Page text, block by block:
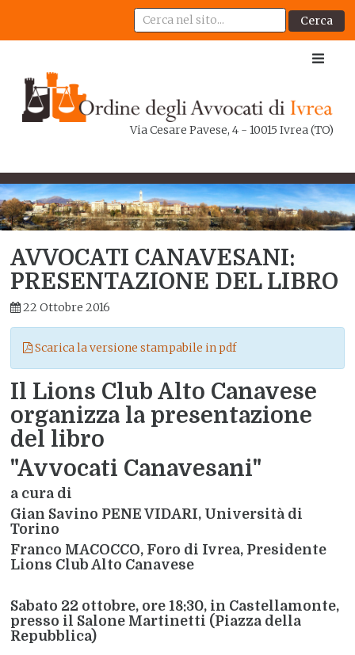
Cerca
Via Cesare Pavese, 4 - 10015 Ivrea (TO)
AVVOCATI CANAVESANI:
PRESENTAZIONE DEL LIBRO
22 Ottobre 2016
Scarica la versione stampabile in pdf
Il Lions Club Alto Canavese
organizza la presentazione
del libro
"Avvocati Canavesani"
a cura di
Gian Savino PENE VIDARI, Università di
Torino
Franco MACOCCO, Foro di Ivrea, Presidente
Lions Club Alto Canavese
Sabato 22 ottobre, ore 18:30, in Castellamonte,
presso il Salone Martinetti (Piazza della
Repubblica)